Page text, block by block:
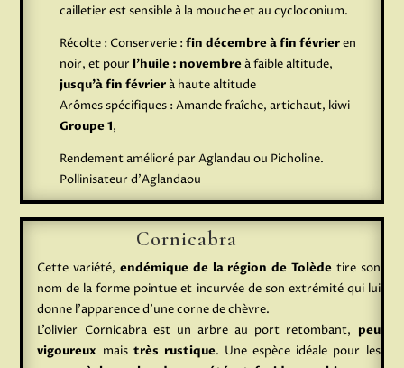
cailletier est sensible à la mouche et au cycloconium.
Récolte : Conserverie : fin décembre à fin févrieren
noir, et pour l’huile : novembreà faible altitude,
jusqu’à fin févrierà haute altitude
Arômes spécifiques : Amande fraîche, artichaut, kiwi
Groupe 1,
Rendement amélioré par Aglandau ou Picholine.
Pollinisateur d’Aglandaou
Cornicabra
Cette variété,endémique de la région de Tolède tire son
nom de la forme pointue et incurvée de son extrémité qui lui
donne l’apparence d’une corne de chèvre.
L’olivier Cornicabra est un arbre au port retombant, peu
vigoureux mais très rustique. Une espèce idéale pour les